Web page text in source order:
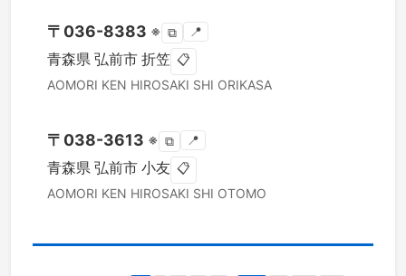
〒 036-8383 ※ ⧉ 📍
青森県 弘前市 折笠 📋
AOMORI KEN HIROSAKI SHI ORIKASA
〒 038-3613 ※ ⧉ 📍
青森県 弘前市 小友 📋
AOMORI KEN HIROSAKI SHI OTOMO